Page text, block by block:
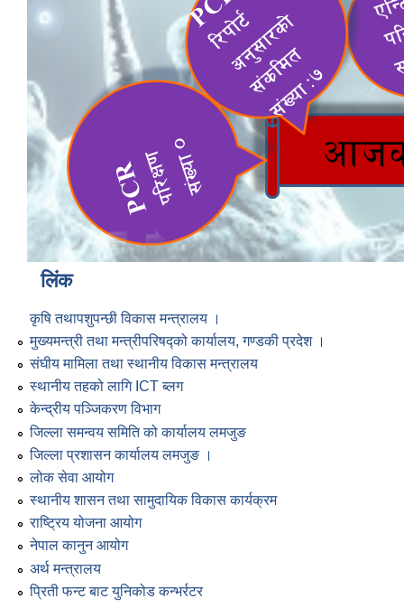
लिंक
कृषि तथापशुपन्छी विकास मन्त्रालय ।
मुख्यमन्त्री तथा मन्त्रीपरिषद्को कार्यालय, गण्डकी प्रदेश ।
संघीय मामिला तथा स्थानीय विकास मन्त्रालय
स्थानीय तहको लागि ICT ब्लग
केन्द्रीय पञ्जिकरण विभाग
जिल्ला समन्वय समिति को कार्यालय लमजुङ
जिल्ला प्रशासन कार्यालय लमजुङ ।
लोक सेवा आयोग
स्थानीय शासन तथा सामुदायिक विकास कार्यक्रम
राष्ट्रिय योजना आयोग
नेपाल कानुन आयोग
अर्थ मन्त्रालय
प्रिती फन्ट बाट युनिकोड कन्भर्रटर